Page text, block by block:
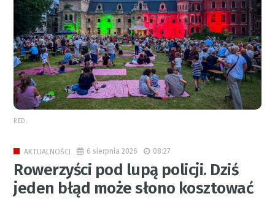
RED.
AKTUALNOŚCI 6 sierpnia 2026 08:27
Rowerzyści pod lupą policji. Dziś
jeden błąd może słono kosztować